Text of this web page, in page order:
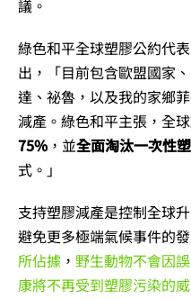
議。
綠色和平全球塑膠公約代
出，「目前包含歐盟國家
達、祕魯，以及我的家鄉
減產。綠色和平主張，全
75% ，並全面淘汰一次性
式。」
支持塑膠減產是控制全球
避免更多極端氣候事件的發
所佔據 ， 野生動物不會因
康將不再受到塑膠污染的